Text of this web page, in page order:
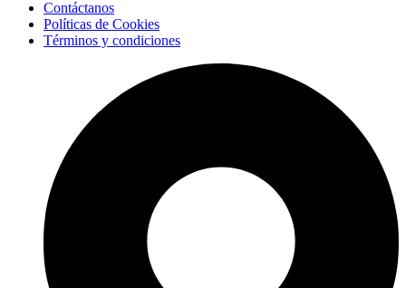
Contáctanos
Políticas de Cookies
Términos y condiciones